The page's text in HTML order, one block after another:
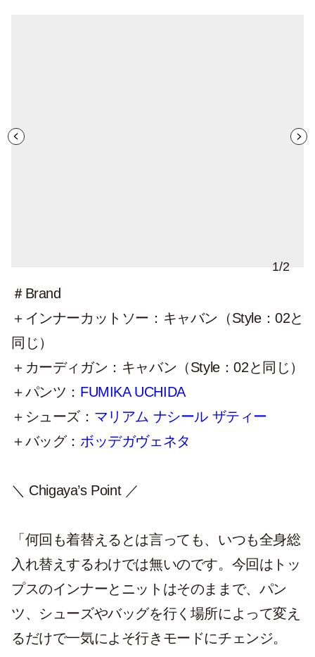
1/2
＃Brand
＋インナーカットソー：キャバン（Style：02と
同じ）
＋カーディガン：キャバン（Style：02と同じ）
＋パンツ： FUMIKA UCHIDA
＋シューズ： マリアム ナシール ザティー
＋バッグ： ボッデガヴェネタ
＼ Chigaya’s Point ／
「何回も着替えるとは言っても、いつも全身総
入れ替えするわけでは無いのです。今回はトッ
プスのインナーとニットはそのままで、パン
ツ、シューズやバッグを行く場所によって変え
るだけで一気によそ行きモードにチェンジ。